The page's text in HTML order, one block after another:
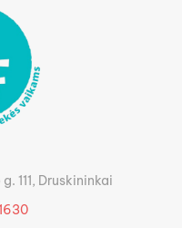
111, Druskininkai